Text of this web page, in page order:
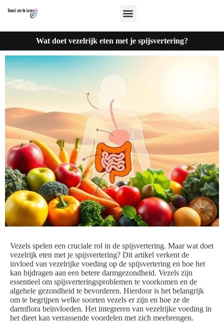
Wat doet vezelrijk eten met je spijsvertering?
Vezels spelen een cruciale rol in de spijsvertering. Maar wat doet
vezelrijk eten met je spijsvertering? Dit artikel verkent de
invloed van vezelrijke voeding op de spijsvertering en hoe het
kan bijdragen aan een betere darmgezondheid. Vezels zijn
essentieel om spijsverteringsproblemen te voorkomen en de
algehele gezondheid te bevorderen. Hierdoor is het belangrijk
om te begrijpen welke soorten vezels er zijn en hoe ze de
darmflora beïnvloeden. Het integreren van vezelrijke voeding in
het dieet kan verrassende voordelen met zich meebrengen.